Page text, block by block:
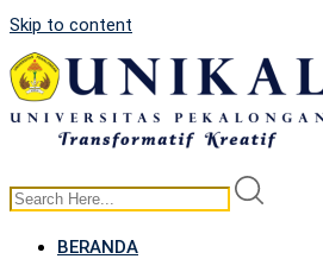
Skip to content
BERANDA